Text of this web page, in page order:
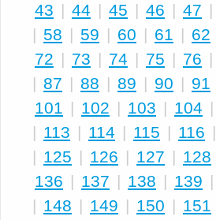
43 | 44 | 45 | 46 | 47 |
| 58 | 59 | 60 | 61 | 62
72 | 73 | 74 | 75 | 76 |
| 87 | 88 | 89 | 90 | 91
101 | 102 | 103 | 104 |
| 113 | 114 | 115 | 116 |
| 125 | 126 | 127 | 128
136 | 137 | 138 | 139 |
| 148 | 149 | 150 | 151